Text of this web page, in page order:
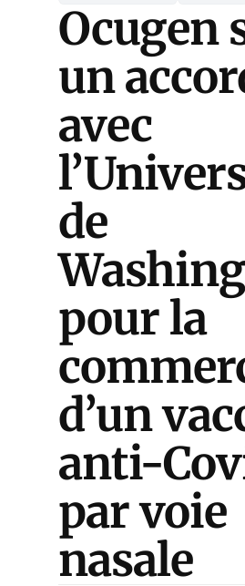
Ocugen
un
avec
de
pour la
d’un
anti-
par voie
nasale